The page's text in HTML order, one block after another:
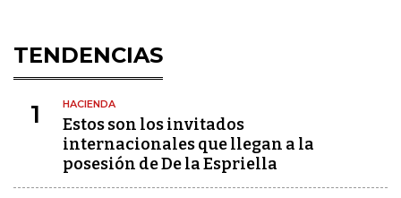
TENDENCIAS
1 HACIENDA
Estos son los invitados
internacionales que llegan a la
posesión de De la Espriella